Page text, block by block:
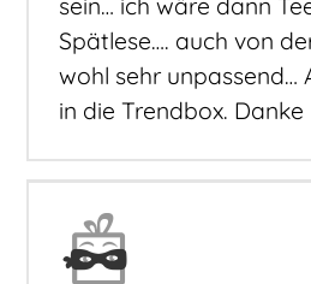
sein… ich wäre dann
Spätlese…. auch von
wohl sehr unpassend…
in die Trendbox. Danke